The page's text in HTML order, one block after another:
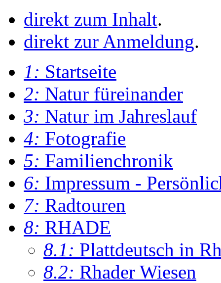
direkt zum Inhalt.
direkt zur Anmeldung.
1: Startseite
2: Natur füreinander
3: Natur im Jahreslauf
4: Fotografie
5: Familienchronik
6: Impressum -
7: Radtouren
8: RHADE
8.1: Plattdeutsch in
8.2: Rhader Wiesen